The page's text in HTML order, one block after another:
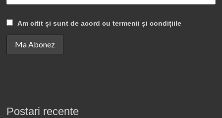
Am citit și sunt de acord cu termenii și condițiile
Postari recente